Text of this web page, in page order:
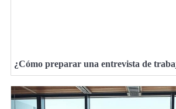
¿Cómo preparar una entrevista de